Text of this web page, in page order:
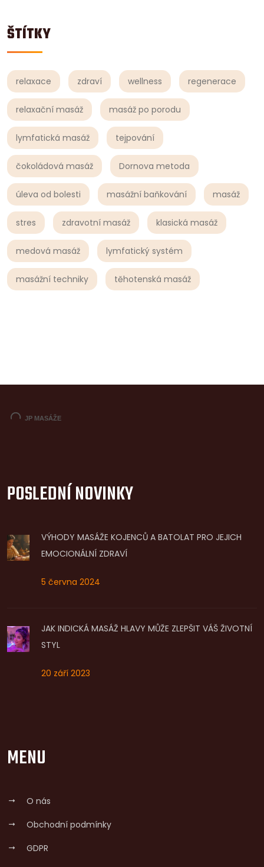
ŠTÍTKY
relaxace zdraví wellness regenerace
relaxační masáž masáž po porodu
lymfatická masáž tejpování
čokoládová masáž Dornova metoda
úleva od bolesti masážní baňkování masáž
stres zdravotní masáž klasická masáž
medová masáž lymfatický systém
masážní techniky těhotenská masáž
POSLEDNÍ NOVINKY
VÝHODY MASÁŽE KOJENCŮ A BATOLAT PRO JEJICH
EMOCIONÁLNÍ ZDRAVÍ
5 června 2024
JAK INDICKÁ MASÁŽ HLAVY MŮŽE ZLEPŠIT VÁŠ ŽIVOTNÍ
STYL
20 září 2023
MENU
O nás
Obchodní podmínky
GDPR